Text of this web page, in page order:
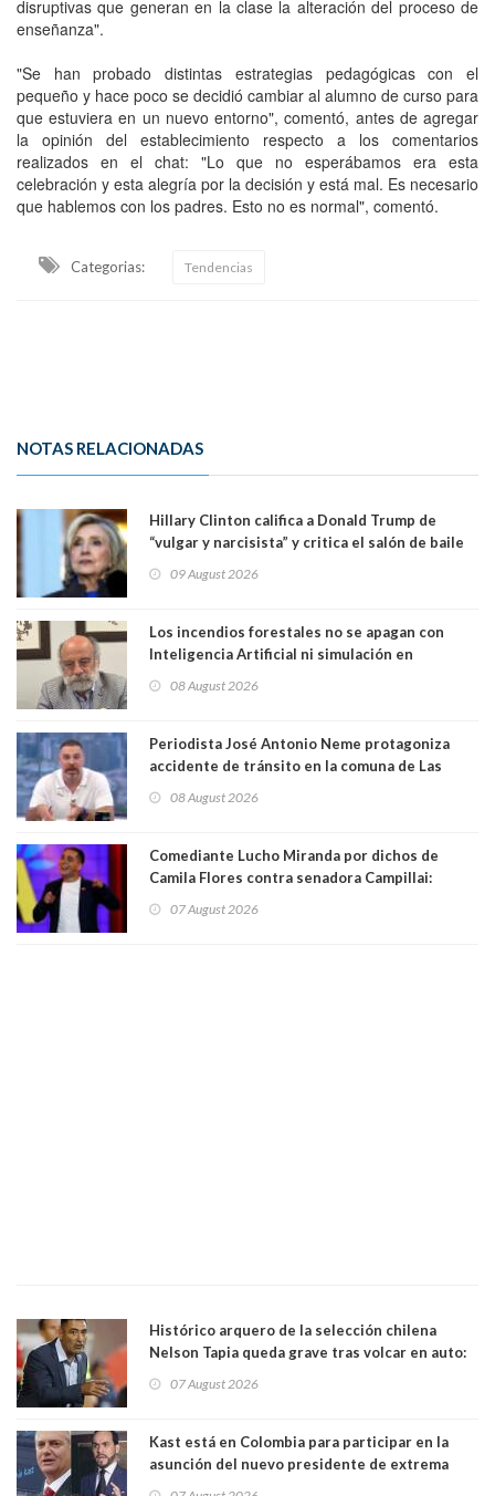
disruptivas que generan en la clase la alteración del proceso de
enseñanza".
"Se han probado distintas estrategias pedagógicas con el
pequeño y hace poco se decidió cambiar al alumno de curso para
que estuviera en un nuevo entorno", comentó, antes de agregar
la opinión del establecimiento respecto a los comentarios
realizados en el chat: "Lo que no esperábamos era esta
celebración y esta alegría por la decisión y está mal. Es necesario
que hablemos con los padres. Esto no es normal", comentó.
Categorias: Tendencias
NOTAS RELACIONADAS
Hillary Clinton califica a Donald Trump de
“vulgar y narcisista” y critica el salón de baile
casa. Y la está destruyendo”
09 August 2026
Los incendios forestales no se apagan con
Inteligencia Artificial ni simulación en
Magister en Asentamientos Humanos PUC
08 August 2026
Periodista José Antonio Neme protagoniza
accidente de tránsito en la comuna de Las
08 August 2026
Comediante Lucho Miranda por dichos de
Camila Flores contra senadora Campillai:
forma de quitar dignidad"
07 August 2026
Histórico arquero de la selección chilena
Nelson Tapia queda grave tras volcar en auto:
07 August 2026
Kast está en Colombia para participar en la
asunción del nuevo presidente de extrema